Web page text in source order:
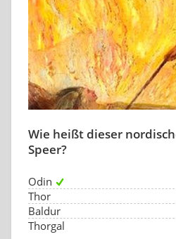
Wie heißt dieser
Speer?
Odin
Thor
Baldur
Thorgal